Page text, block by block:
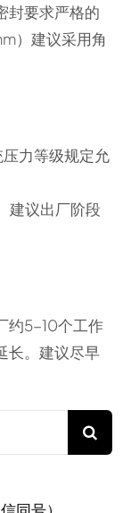
封要求严格的
）建议采用角
力等级规定允
建议出厂阶段
约5-10个工作
长。建议尽早